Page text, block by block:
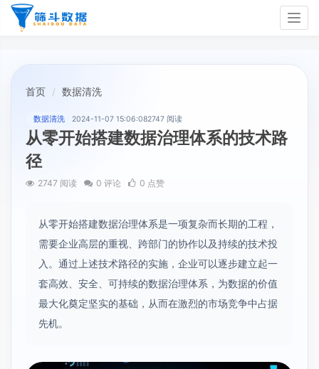
首页 数据清洗
数据清洗 2024-11-07 15:06:082747 阅读
从零开始搭建数据治理体系的技术路
径
2747 阅读 0 评论 0 点赞
从零开始搭建数据治理体系是一项复杂而长期的工程，
需要企业高层的重视、跨部门的协作以及持续的技术投
入。通过上述技术路径的实施，企业可以逐步建立起一
套高效、安全、可持续的数据治理体系，为数据的价值
最大化奠定坚实的基础，从而在激烈的市场竞争中占据
先机。